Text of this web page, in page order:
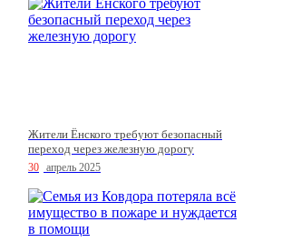
Жители Ёнского требуют безопасный
переход через железную дорогу
30 апрель 2025